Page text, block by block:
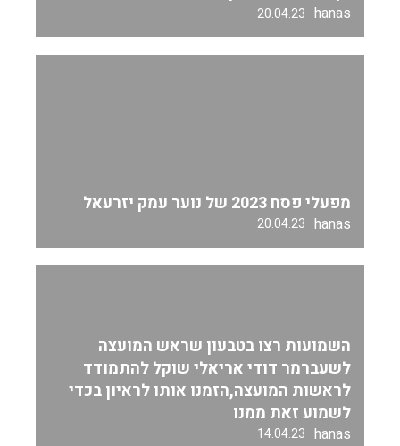
hanas
20.04.23
מפעלי פסח 2023 של נוער עמק יזרעאל
hanas
20.04.23
השמועות רצו בטבעון שראש המועצה
לשעברמר דודי אריאלי שוקל להתמודד
לראשות המועצה,הזמנו אותו לראיון בכדי
לשמוע זאת ממנו
hanas
14.04.23